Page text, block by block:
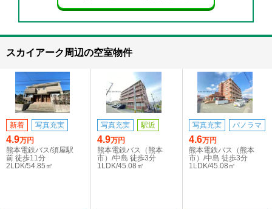
スカイアーク周辺の空室物件
新着 写真充実
4.9万円
熊本電鉄バス/須屋駅
前 徒歩11分
2LDK/54.85㎡
写真充実 駅近
4.9万円
熊本電鉄バス（熊本
市）/中島 徒歩3分
1LDK/45.08㎡
写真充実 パノラマ
4.6万円
熊本電鉄バス（熊本
市）/中島 徒歩3分
1LDK/45.08㎡